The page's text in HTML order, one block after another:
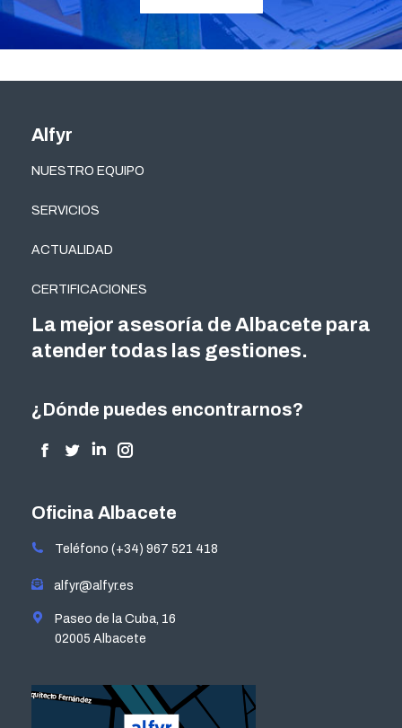
Alfyr
NUESTRO EQUIPO
SERVICIOS
ACTUALIDAD
CERTIFICACIONES
Oficina Albacete
Teléfono (+34) 967 521 418
alfyr@alfyr.es
Paseo de la Cuba, 16
02005 Albacete
¿Dónde puedes encontrarnos?
Encuéntranos en:
Facebook
opens
new
Twitter
opens
new
Linkedin
opens
new
Instagram
opens
new
La mejor asesoría de Albacete para
atender todas las gestiones.